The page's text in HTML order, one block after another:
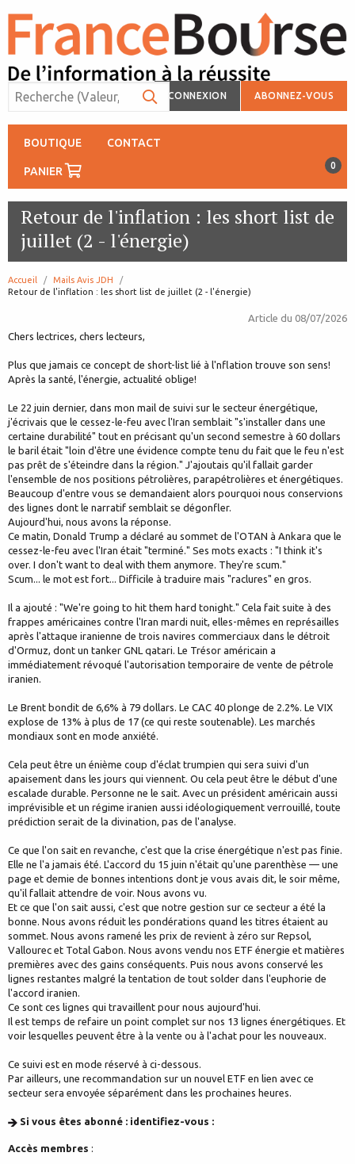
CONNEXION ABONNEZ-VOUS
BOUTIQUE CONTACT
PANIER 0
Retour de l'inflation : les short list de
juillet (2 - l'énergie)
Accueil
Mails Avis JDH
page:
Retour de l'inflation : les short list de juillet (2 - l'énergie)
Article du 08/07/2026
Chers lectrices, chers lecteurs,
Plus que jamais ce concept de short-list lié à l'nflation trouve son sens!
Après la santé, l'énergie, actualité oblige!
Le 22 juin dernier, dans mon mail de suivi sur le secteur énergétique,
j'écrivais que le cessez-le-feu avec l'Iran semblait "s'installer dans une
certaine durabilité" tout en précisant qu'un second semestre à 60 dollars
le baril était "loin d'être une évidence compte tenu du fait que le feu n'est
pas prêt de s'éteindre dans la région." J'ajoutais qu'il fallait garder
l'ensemble de nos positions pétrolières, parapétrolières et énergétiques.
Beaucoup d'entre vous se demandaient alors pourquoi nous conservions
des lignes dont le narratif semblait se dégonfler.
Aujourd'hui, nous avons la réponse.
Ce matin, Donald Trump a déclaré au sommet de l'OTAN à Ankara que le
cessez-le-feu avec l'Iran était "terminé." Ses mots exacts : "I think it's
over. I don't want to deal with them anymore. They're scum."
Scum... le mot est fort... Difficile à traduire mais "raclures" en gros.
Il a ajouté : "We're going to hit them hard tonight." Cela fait suite à des
frappes américaines contre l'Iran mardi nuit, elles-mêmes en représailles
après l'attaque iranienne de trois navires commerciaux dans le détroit
d'Ormuz, dont un tanker GNL qatari. Le Trésor américain a
immédiatement révoqué l'autorisation temporaire de vente de pétrole
iranien.
Le Brent bondit de 6,6% à 79 dollars. Le CAC 40 plonge de 2.2%. Le VIX
explose de 13% à plus de 17 (ce qui reste soutenable). Les marchés
mondiaux sont en mode anxiété.
Cela peut être un énième coup d'éclat trumpien qui sera suivi d'un
apaisement dans les jours qui viennent. Ou cela peut être le début d'une
escalade durable. Personne ne le sait. Avec un président américain aussi
imprévisible et un régime iranien aussi idéologiquement verrouillé, toute
prédiction serait de la divination, pas de l'analyse.
Ce que l'on sait en revanche, c'est que la crise énergétique n'est pas finie.
Elle ne l'a jamais été. L'accord du 15 juin n'était qu'une parenthèse — une
page et demie de bonnes intentions dont je vous avais dit, le soir même,
qu'il fallait attendre de voir. Nous avons vu.
Et ce que l'on sait aussi, c'est que notre gestion sur ce secteur a été la
bonne. Nous avons réduit les pondérations quand les titres étaient au
sommet. Nous avons ramené les prix de revient à zéro sur Repsol,
Vallourec et Total Gabon. Nous avons vendu nos ETF énergie et matières
premières avec des gains conséquents. Puis nous avons conservé les
lignes restantes malgré la tentation de tout solder dans l'euphorie de
l'accord iranien.
Ce sont ces lignes qui travaillent pour nous aujourd'hui.
Il est temps de refaire un point complet sur nos 13 lignes énergétiques. Et
voir lesquelles peuvent être à la vente ou à l'achat pour les nouveaux.
Ce suivi est en mode réservé à ci-dessous.
Par ailleurs, une recommandation sur un nouvel ETF en lien avec ce
secteur sera envoyée séparément dans les prochaines heures.
Si vous êtes abonné : identifiez-vous :
Accès membres :